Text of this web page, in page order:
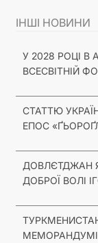
ІНШІ НОВИНИ
У 2028 РОЦІ В
ВСЕСВІТНІЙ
СТАТТЮ
ЕПОС
ДОВЛЄТДЖАН
ДОБРОЇ ВОЛІ